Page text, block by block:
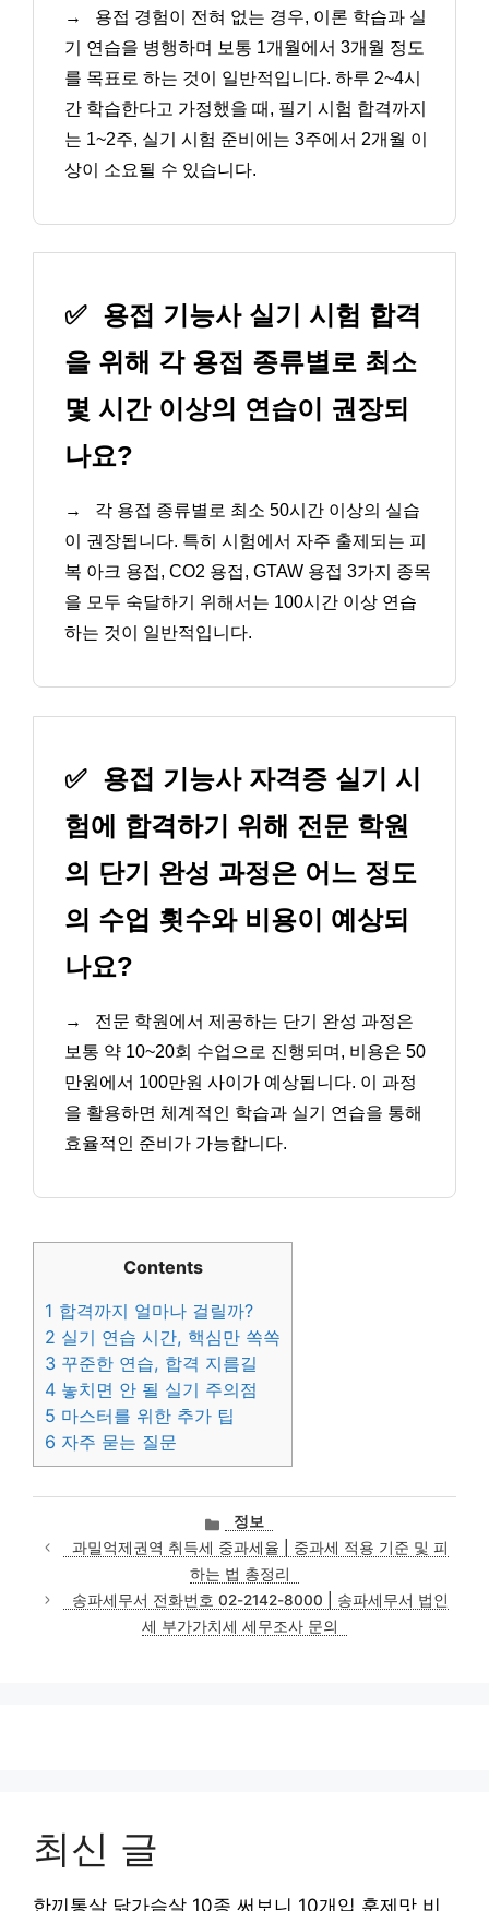
→
용접 경험이 전혀 없는 경우, 이론 학습과 실
기 연습을 병행하며 보통 1개월에서 3개월 정도
를 목표로 하는 것이 일반적입니다. 하루 2~4시
간 학습한다고 가정했을 때, 필기 시험 합격까지
는 1~2주, 실기 시험 준비에는 3주에서 2개월 이
상이 소요될 수 있습니다.
✅ 용접 기능사 실기 시험 합격
을 위해 각 용접 종류별로 최소
몇 시간 이상의 연습이 권장되
나요?
→
각 용접 종류별로 최소 50시간 이상의 실습
이 권장됩니다. 특히 시험에서 자주 출제되는 피
복 아크 용접, CO2 용접, GTAW 용접 3가지 종목
을 모두 숙달하기 위해서는 100시간 이상 연습
하는 것이 일반적입니다.
✅ 용접 기능사 자격증 실기 시
험에 합격하기 위해 전문 학원
의 단기 완성 과정은 어느 정도
의 수업 횟수와 비용이 예상되
나요?
→
전문 학원에서 제공하는 단기 완성 과정은
보통 약 10~20회 수업으로 진행되며, 비용은 50
만원에서 100만원 사이가 예상됩니다. 이 과정
을 활용하면 체계적인 학습과 실기 연습을 통해
효율적인 준비가 가능합니다.
Contents
1 합격까지 얼마나 걸릴까?
2 실기 연습 시간, 핵심만 쏙쏙
3 꾸준한 연습, 합격 지름길
4 놓치면 안 될 실기 주의점
5 마스터를 위한 추가 팁
6 자주 묻는 질문
카
테
고
리
정보
과밀억제권역 취득세 중과세율 | 중과세 적용 기준 및 피
하는 법 총정리
송파세무서 전화번호 02-2142-8000 | 송파세무서 법인
세 부가가치세 세무조사 문의
최신 글
한끼통살 닭가슴살 10종 써보니 10개입 훈제맛 비